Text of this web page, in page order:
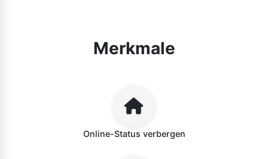
Merkmale
Online-Status verbergen